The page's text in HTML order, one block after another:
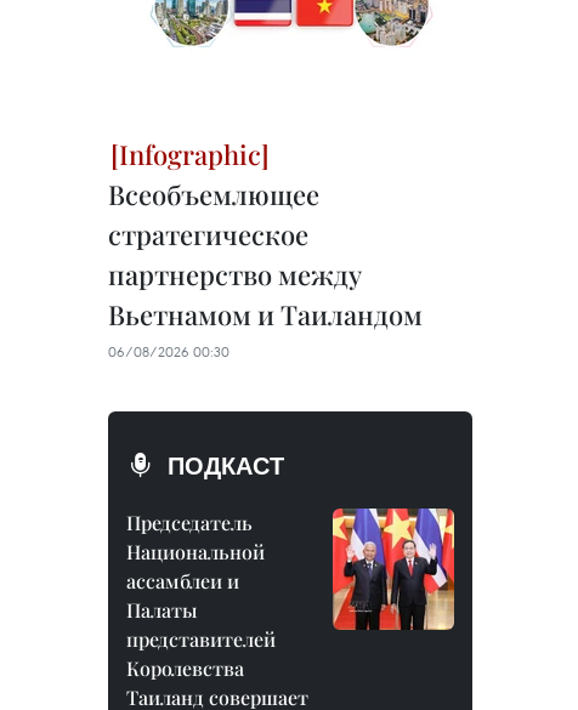
Всеобъемлющее
стратегическое
партнерство между
Вьетнамом и Таиландом
06/08/2026 00:30
ПОДКАСТ
Председатель
Национальной
ассамблеи и
Палаты
представителей
Королевства
Таиланд совершает